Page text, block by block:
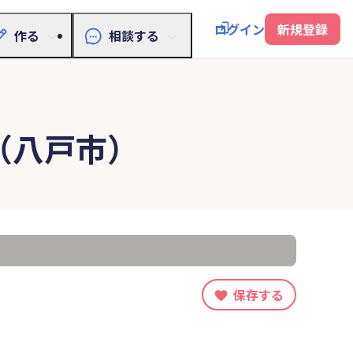
作る 相談する ログイン 新規登録
戸市）
保存する